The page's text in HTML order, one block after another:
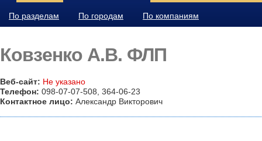
По разделам По городам По компаниям
Ковзенко А.В. ФЛП
Веб-сайт: Не указано
Телефон: 098-07-07-508, 364-06-23
Контактное лицо: Александр Викторович